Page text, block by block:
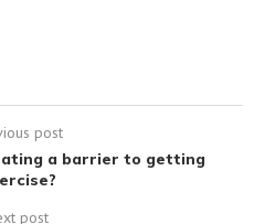
post
a barrier to getting
post